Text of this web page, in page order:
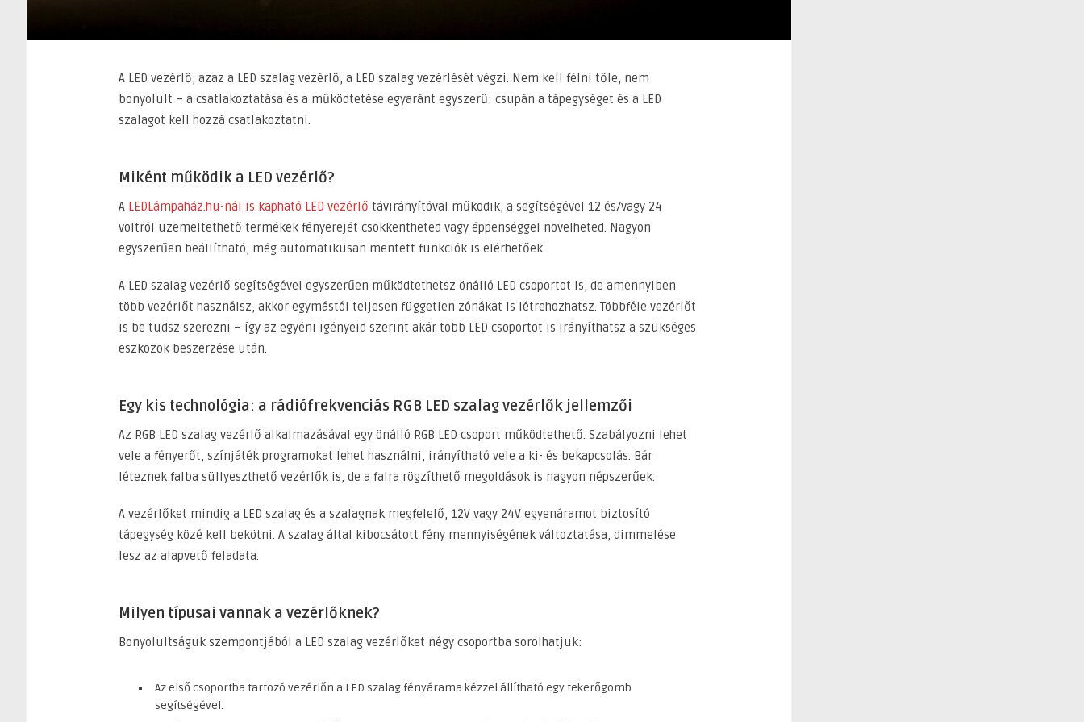
A LED vezérlő, azaz a LED szalag vezérlő, a LED szalag vezérlését végzi. Nem kell félni tőle, nem
bonyolult – a csatlakoztatása és a működtetése egyaránt egyszerű: csupán a tápegységet és a LED
szalagot kell hozzá csatlakoztatni.
Miként működik a LED vezérlő?
A LEDLámpaház.hu-nál is kapható LED vezérlő távirányítóval működik, a segítségével 12 és/vagy 24
voltról üzemeltethető termékek fényerejét csökkentheted vagy éppenséggel növelheted. Nagyon
egyszerűen beállítható, még automatikusan mentett funkciók is elérhetőek.
A LED szalag vezérlő segítségével egyszerűen működtethetsz önálló LED csoportot is, de amennyiben
több vezérlőt használsz, akkor egymástól teljesen független zónákat is létrehozhatsz. Többféle vezérlőt
is be tudsz szerezni – így az egyéni igényeid szerint akár több LED csoportot is irányíthatsz a szükséges
eszközök beszerzése után.
Egy kis technológia: a rádiófrekvenciás RGB LED szalag vezérlők jellemzői
Az RGB LED szalag vezérlő alkalmazásával egy önálló RGB LED csoport működtethető. Szabályozni lehet
vele a fényerőt, színjáték programokat lehet használni, irányítható vele a ki- és bekapcsolás. Bár
léteznek falba süllyeszthető vezérlők is, de a falra rögzíthető megoldások is nagyon népszerűek.
A vezérlőket mindig a LED szalag és a szalagnak megfelelő, 12V vagy 24V egyenáramot biztosító
tápegység közé kell bekötni. A szalag által kibocsátott fény mennyiségének változtatása, dimmelése
lesz az alapvető feladata.
Milyen típusai vannak a vezérlőknek?
Bonyolultságuk szempontjából a LED szalag vezérlőket négy csoportba sorolhatjuk:
Az első csoportba tartozó vezérlőn a LED szalag fényárama kézzel állítható egy tekerőgomb
segítségével.